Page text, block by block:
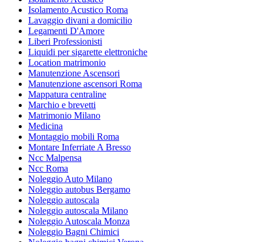
Isolamento Acustico Roma
Lavaggio divani a domicilio
Legamenti D'Amore
Liberi Professionisti
Liquidi per sigarette elettroniche
Location matrimonio
Manutenzione Ascensori
Manutenzione ascensori Roma
Mappatura centraline
Marchio e brevetti
Matrimonio Milano
Medicina
Montaggio mobili Roma
Montare Inferriate A Bresso
Ncc Malpensa
Ncc Roma
Noleggio Auto Milano
Noleggio autobus Bergamo
Noleggio autoscala
Noleggio autoscala Milano
Noleggio Autoscala Monza
Noleggio Bagni Chimici